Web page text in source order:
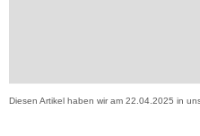
Diesen Artikel haben wir am 22.04.2025 in